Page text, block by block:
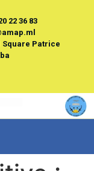
22 36 83
Square Patrice